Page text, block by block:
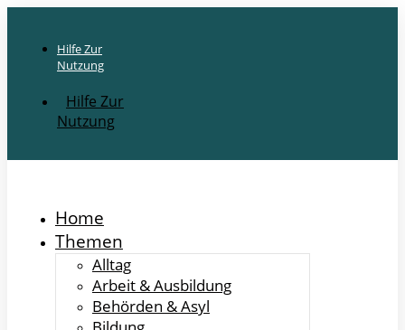
Hilfe Zur
Nutzung
Hilfe Zur
Nutzung
Home
Themen
Alltag
Arbeit & Ausbildung
Behörden & Asyl